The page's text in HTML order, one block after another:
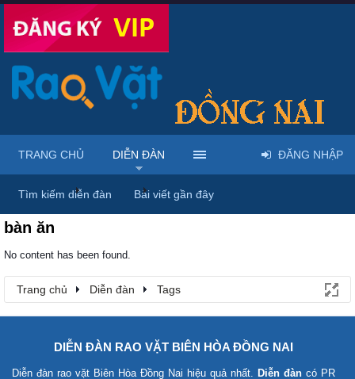
Trang chủ Diễn đàn Tags
bàn ăn
No content has been found.
Trang chủ Diễn đàn Tags
TRANG CHỦ DIỄN ĐÀN
Tìm kiếm diễn đàn Bài viết gần đây
ĐĂNG NHẬP
DIỄN ĐÀN RAO VẶT BIÊN HÒA ĐỒNG NAI
Diễn đàn rao vặt Biên Hòa Đồng Nai hiệu quả nhất. Diễn đàn có PR